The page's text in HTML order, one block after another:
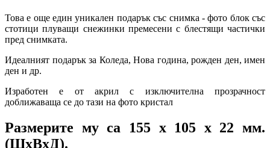
Това е още един уникален подарък със снимка - фото блок със
стотици плуващи снежинки премесени с блестящи частички
пред снимката.
Идеалният подарък за Коледа, Нова година, рожден ден, имен
ден и др.
Изработен е от акрил с изключителна прозрачност
доближаваща се до тази на фото кристал
Размерите му са 155 х 105 х 22 мм.
(ШхВхД).